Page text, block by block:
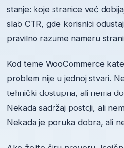
stanje: koje stranice već
slab CTR, gde korisnici
pravilno razume nameru
Kod teme WooCommerce
problem nije u jednoj stvari.
tehnički dostupna, ali nema
Nekada sadržaj postoji, ali
Nekada je poruka dobra, ali